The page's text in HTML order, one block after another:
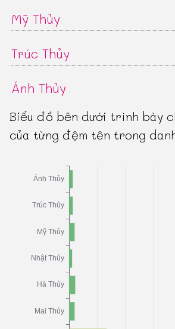
Mỹ Thủy
Trúc Thủy
Ánh Thủy
Biểu đồ bên dưới trình bày
của từng đệm tên trong